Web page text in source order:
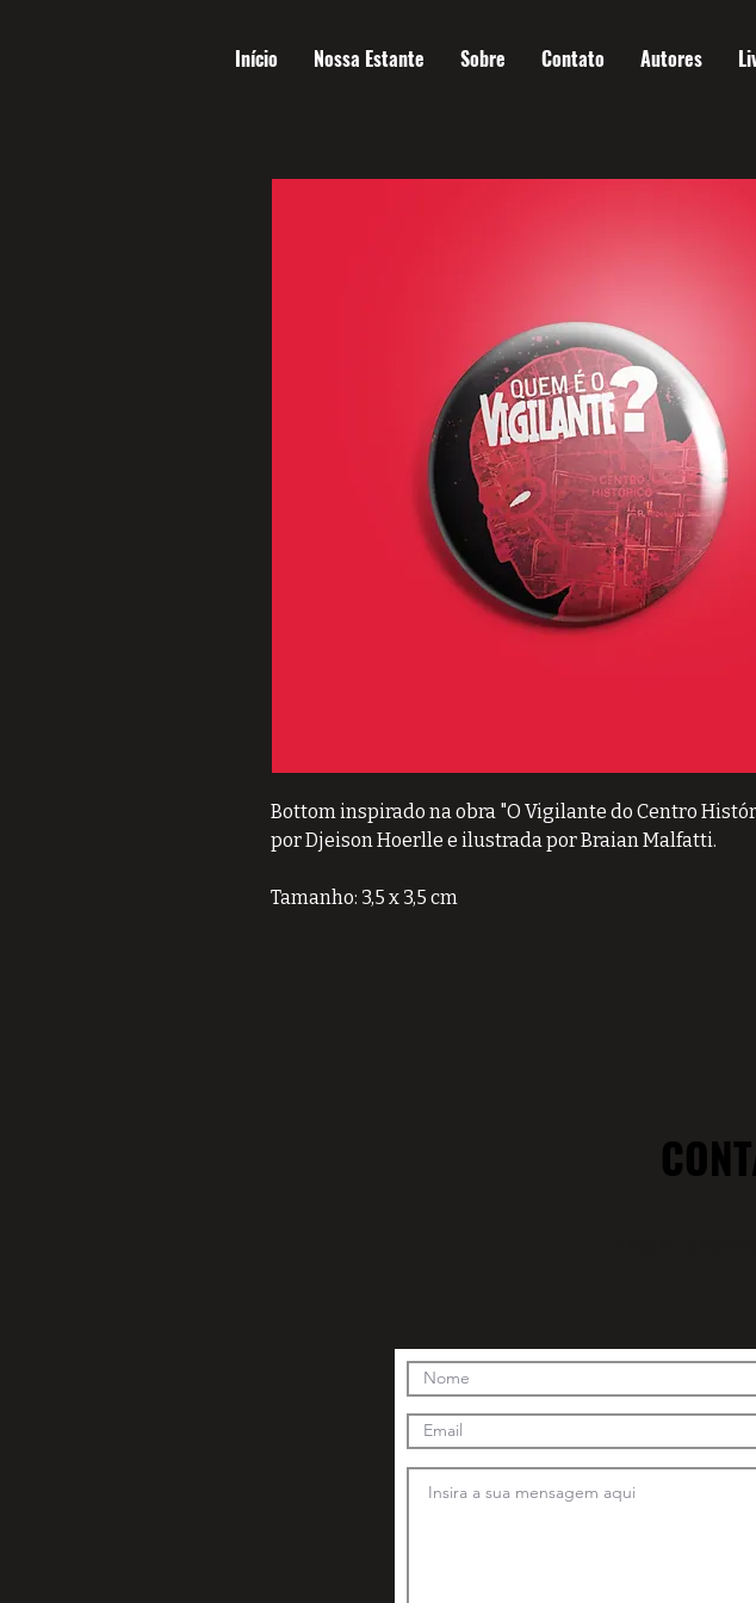
Início Nossa Estante Sobre Contato Autores
Bottom inspirado na obra "O Vigilante do Centro
por Djeison Hoerlle e ilustrada por Braian Malfatti.
Tamanho: 3,5 x 3,5 cm